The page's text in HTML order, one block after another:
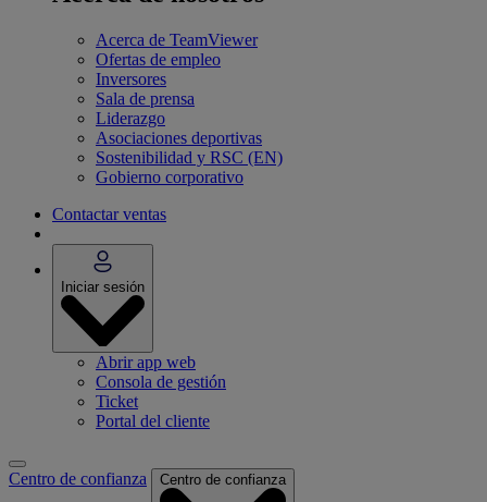
Acerca de TeamViewer
Ofertas de empleo
Inversores
Sala de prensa
Liderazgo
Asociaciones deportivas
Sostenibilidad y RSC (EN)
Gobierno corporativo
Contactar ventas
Iniciar sesión
Abrir app web
Consola de gestión
Ticket
Portal del cliente
Centro de confianza Centro de confianza